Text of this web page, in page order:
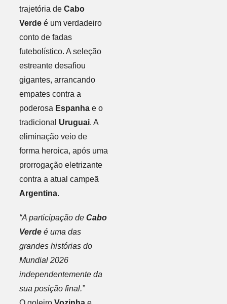
trajetória de Cabo
Verdeé um verdadeiro
conto de fadas
futebolístico. A seleção
estreante desafiou
gigantes, arrancando
empates contra a
poderosa Espanhae o
tradicional Uruguai. A
eliminação veio de
forma heroica, após uma
prorrogação eletrizante
contra a atual campeã
Argentina.
“A participação de Cabo
Verdeé uma das
grandes histórias do
Mundial 2026
independentemente da
sua posição final.”